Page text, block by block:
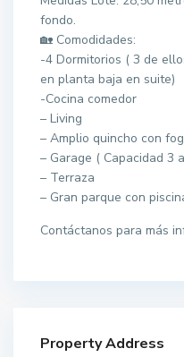
fondo.
🏡 Comodidades:
-4 Dormitorios ( 3 de
en planta baja en suite)
-Cocina comedor
– Living
– Amplio quincho con
– Garage ( Capacidad 3
– Terraza
– Gran parque con
Contáctanos para más
Property Address